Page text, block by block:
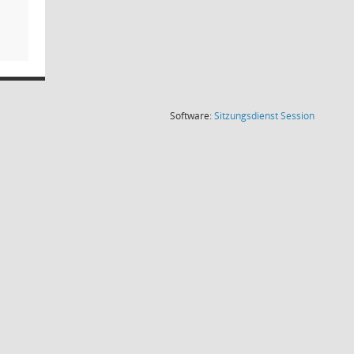
Software:SitzungsdienstSession(Wird in